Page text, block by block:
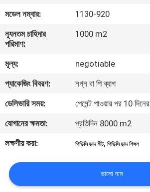
কারখানা
ভ্রমণ
মান
নিয়ন্ত্রণ
যোগাযোগ
করুন
BLOG
মডেল নম্বার:
1130-920
ন্যূনতম চাহিদার
পরিমাণ:
1000 m2
মূল্য:
negotiable
প্যাকেজিং বিবরণ:
নগ্ন বা পি ব্যাগ
ডেলিভারি সময়:
পেমেন্ট পাওয়ার পর 10
যোগানের ক্ষমতা:
প্রতিদিন 8000 m2
লক্ষণীয় করা:
পিভিসি ছাদ শীট,পিভিসি ছাদ শিঙ্গল
ভালো দাম